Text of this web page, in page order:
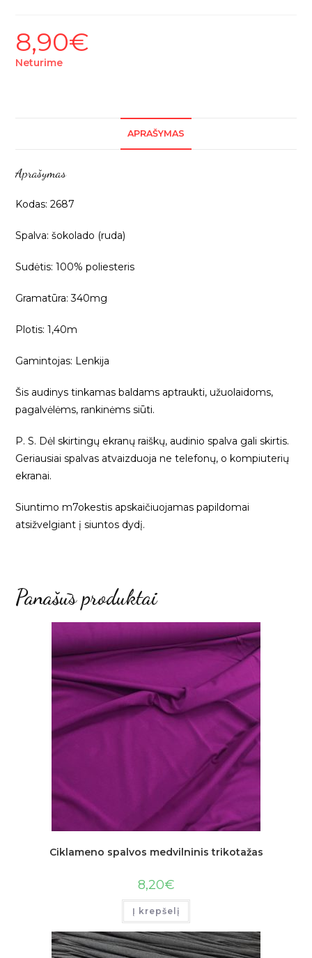
8,90€
Neturime
APRAŠYMAS
Aprašymas
Kodas: 2687
Spalva: šokolado (ruda)
Sudėtis: 100% poliesteris
Gramatūra: 340mg
Plotis: 1,40m
Gamintojas: Lenkija
Šis audinys tinkamas baldams aptraukti, užuolaidoms,
pagalvėlėms, rankinėms siūti.
P. S. Dėl skirtingų ekranų raiškų, audinio spalva gali skirtis.
Geriausiai spalvas atvaizduoja ne telefonų, o kompiuterių
ekranai.
Siuntimo m7okestis apskaičiuojamas papildomai
atsižvelgiant į siuntos dydį.
Panašūs produktai
Ciklameno spalvos medvilninis trikotažas
8,20€
Į krepšelį